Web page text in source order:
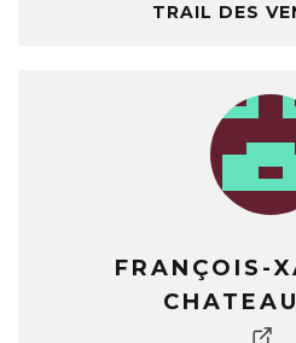
TRAIL DES
FRANÇOIS-